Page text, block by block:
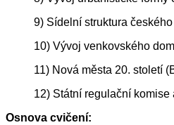
9) Sídelní struktura
10) Vývoj venkovského
11) Nová města 20. století
12) Státní regulační
Osnova cvičení: